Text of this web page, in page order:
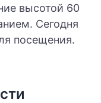
высотой 60
Сегодня
посещения.